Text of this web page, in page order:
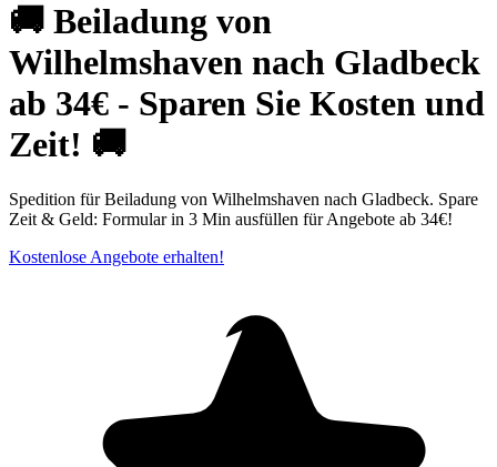
🚚 Beiladung von
Wilhelmshaven nach Gladbeck
ab 34€ - Sparen Sie Kosten und
Zeit! 🚚
Spedition für Beiladung von Wilhelmshaven nach Gladbeck. Spare
Zeit & Geld: Formular in 3 Min ausfüllen für Angebote ab 34€!
Kostenlose Angebote erhalten!